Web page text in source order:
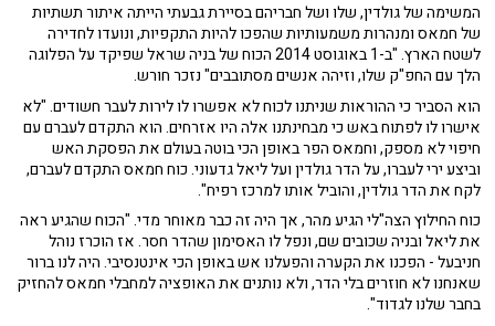
המשימה של גולדין, שלו ושל חבריהם בסיירת גבעתי הייתה איתור תשתיות
של חמאס ומנהרות משמעותיות שהפכו להיות התקפיות, ונועדו לחדירה
לשטח הארץ. "ב-1 באוגוסט 2014 הכוח של בניה שראל שפיקד על הפלוגה
הלך עם החפ"ק שלו, וזיהה אנשים מסתובבים" נזכר חורש.
הוא הסביר כי ההוראות שניתנו לכוח לא אפשרו לו לירות לעבר חשודים. "לא
אישרו לו לפתוח באש כי מבחינתנו אלה היו אזרחים. הוא התקדם לעברם עם
חיפוי לא מספק, וחמאס הפר באופן הכי בוטה בעולם את הפסקת האש
וביצע ירי לעברו, על הדר גולדין ועל ליאל גדעוני. כוח חמאס התקדם לעברם,
לקח את הדר גולדין, והוביל אותו למרכז רפיח".
כוח החילוץ הצה"לי הגיע מהר, אך היה זה כבר מאוחר מדי. "הכוח שהגיע ראה
את ליאל ובניה שכובים שם, ונפל לו האסימון שהדר חסר. אז הוכרז נוהל
חניבעל - הפכנו את הקערה והפעלנו אש באופן הכי אינטנסיבי. היה לנו ברור
שאנחנו לא חוזרים בלי הדר, ולא נותנים את האופציה למחבלי חמאס להחזיק
בחבר שלנו לגדוד".